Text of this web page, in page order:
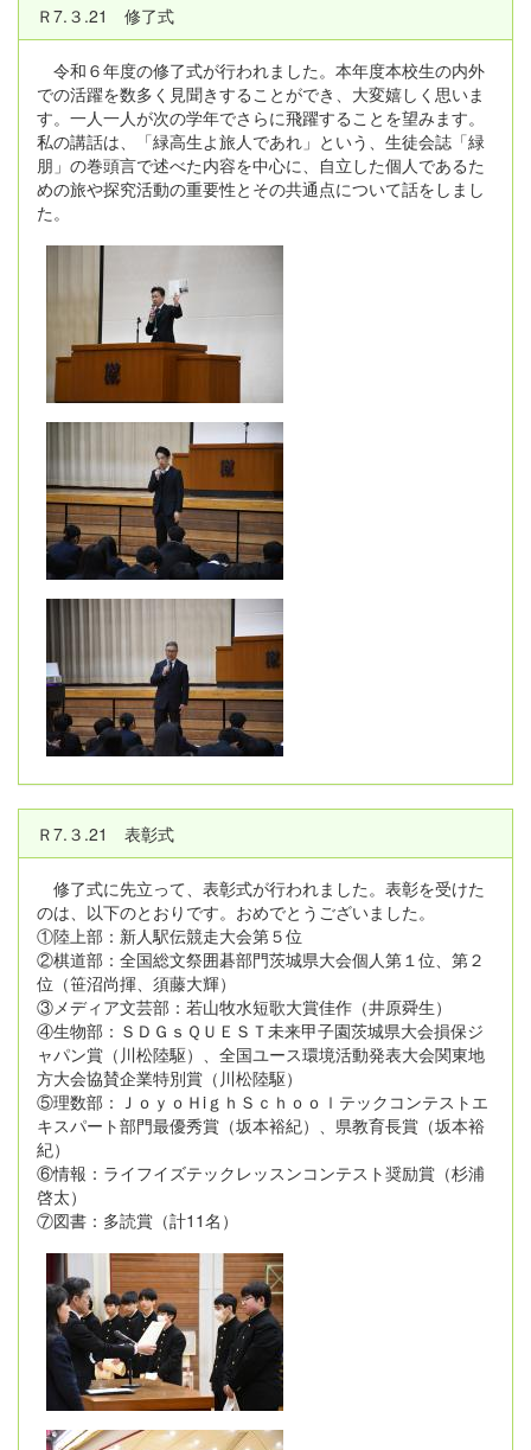
Ｒ7.３.21 修了式
令和６年度の修了式が行われました。本年度本校生の内外
での活躍を数多く見聞きすることができ、大変嬉しく思いま
す。一人一人が次の学年でさらに飛躍することを望みます。
私の講話は、「緑高生よ旅人であれ」という、生徒会誌「緑
朋」の巻頭言で述べた内容を中心に、自立した個人であるた
めの旅や探究活動の重要性とその共通点について話をしまし
た。
Ｒ7.３.21 表彰式
修了式に先立って、表彰式が行われました。表彰を受けた
のは、以下のとおりです。おめでとうございました。
①陸上部：新人駅伝競走大会第５位
②棋道部：全国総文祭囲碁部門茨城県大会個人第１位、第２
位（笹沼尚揮、須藤大輝）
③メディア文芸部：若山牧水短歌大賞佳作（井原舜生）
④生物部：ＳＤＧｓＱＵＥＳＴ未来甲子園茨城県大会損保ジ
ャパン賞（川松陸駆）、全国ユース環境活動発表大会関東地
方大会協賛企業特別賞（川松陸駆）
⑤理数部：ＪｏｙｏＨiｇｈＳｃｈｏｏｌテックコンテストエ
キスパート部門最優秀賞（坂本裕紀）、県教育長賞（坂本裕
紀）
⑥情報：ライフイズテックレッスンコンテスト奨励賞（杉浦
啓太）
⑦図書：多読賞（計11名）